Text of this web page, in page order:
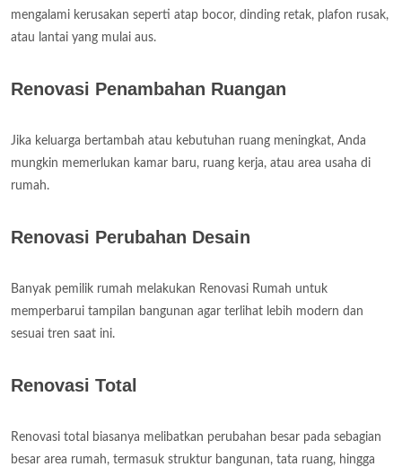
mengalami kerusakan seperti atap bocor, dinding retak, plafon rusak,
atau lantai yang mulai aus.
Renovasi Penambahan Ruangan
Jika keluarga bertambah atau kebutuhan ruang meningkat, Anda
mungkin memerlukan kamar baru, ruang kerja, atau area usaha di
rumah.
Renovasi Perubahan Desain
Banyak pemilik rumah melakukan Renovasi Rumah untuk
memperbarui tampilan bangunan agar terlihat lebih modern dan
sesuai tren saat ini.
Renovasi Total
Renovasi total biasanya melibatkan perubahan besar pada sebagian
besar area rumah, termasuk struktur bangunan, tata ruang, hingga